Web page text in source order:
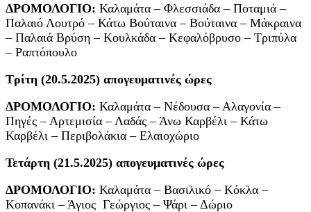
ΔΡΟΜΟΛΟΓΙΟ: Καλαμάτα – Φλεσσιάδα – Ποταμιά –
Παλαιό Λουτρό – Κάτω Βούταινα – Βούταινα – Μάκραινα
– Παλαιά Βρύση – Κουλκάδα – Κεφαλόβρυσο – Τριπύλα
– Ραπτόπουλο
Τρίτη (20.5.2025) απογευματινές ώρες
ΔΡΟΜΟΛΟΓΙΟ: Καλαμάτα – Νέδουσα – Αλαγονία –
Πηγές – Αρτεμισία – Λαδάς – Άνω Καρβέλι – Κάτω
Καρβέλι – Περιβολάκια – Ελαιοχώριο
Τετάρτη (21.5.2025) απογευματινές ώρες
ΔΡΟΜΟΛΟΓΙΟ: Καλαμάτα – Βασιλικό – Κόκλα –
Κοπανάκι – Άγιος Γεώργιος – Ψάρι – Δώριο